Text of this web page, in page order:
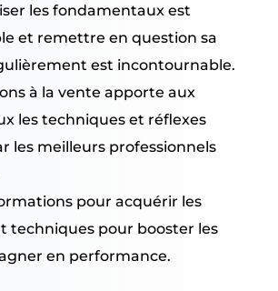
les fondamentaux est
et remettre en question sa
est incontournable.
à la vente apporte aux
les techniques et réflexes
les meilleurs professionnels
pour acquérir les
techniques pour booster les
en performance.